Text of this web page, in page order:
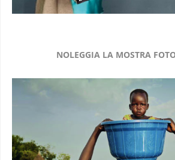
NOLEGGIA LA MOSTRA